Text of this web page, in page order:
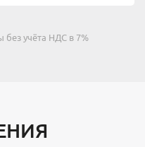
учёта НДС в 7%